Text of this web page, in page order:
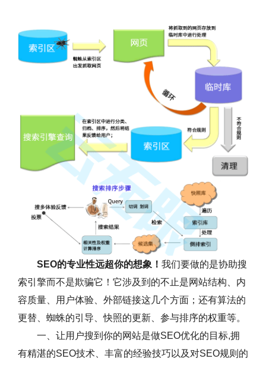
SEO的专业性远超你的想象！ 我们要做的是协助搜
索引擎而不是欺骗它！它涉及到的不止是网站结构、内
容质量、用户体验、外部链接这几个方面；还有算法的
更替、蜘蛛的引导、快照的更新、参与排序的权重等。
一、让用户搜到你的网站是做SEO优化的目标,拥
有精湛的SEO技术、丰富的经验技巧以及对SEO规则的